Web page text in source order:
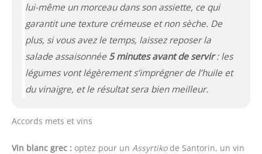
lui-même un morceau dans son assiette, ce qui
garantit une texture crémeuse et non sèche. De
plus, si vous avez le temps, laissez reposer la
salade assaisonnée 5 minutes avant de servir: les
légumes vont légèrement s’imprégner de l’huile et
du vinaigre, et le résultat sera bien meilleur.
Accords mets et vins
Vin blanc grec : optez pour un Assyrtikode Santorin, un vin